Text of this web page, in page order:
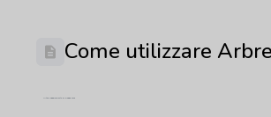
Come utilizzare
Ultimo aggiornamento: 22 maggio 2026